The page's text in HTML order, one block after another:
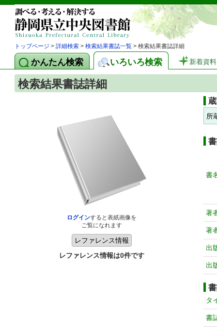
トップページ > 詳細検索 > 検索結果書誌一覧 > 検索結果書誌詳細
かんたん検索 いろいろ検索 新着資料
検索結果書誌詳細
ログインすると表紙画像を
ご覧になれます
レファレンス情報は0件です
所
書
著
著
出
出
タ
書